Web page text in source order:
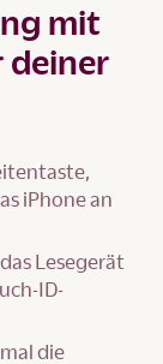
mit
deiner
iPhone an
Lesegerät
ID-
die